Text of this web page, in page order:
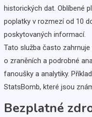
historických dat. Oblíbené
poplatky v rozmezí od 10
poskytovaných informací.
Tato služba často
o zraněních a podrobné
fanoušky a analytiky.
StatsBomb, které jsou
Bezplatné